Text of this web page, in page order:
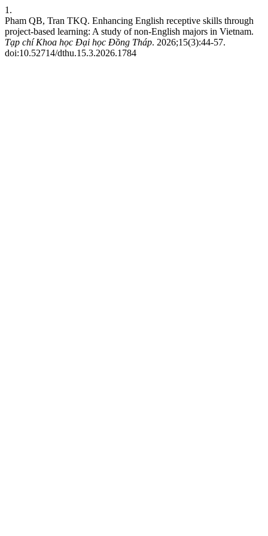
1.
Pham QB, Tran TKQ. Enhancing English receptive skills through
project-based learning: A study of non-English majors in Vietnam.
Tạp chí Khoa học Đại học Đồng Tháp. 2026;15(3):44-57.
doi:10.52714/dthu.15.3.2026.1784